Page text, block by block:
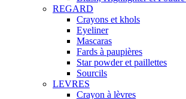
REGARD
Crayons et khols
Eyeliner
Mascaras
Fards à paupières
Star powder et paillettes
Sourcils
LEVRES
Crayon à lèvres